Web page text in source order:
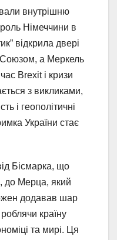
внутрішню
Німеччини в
відкрила двері
Союзом, а Меркель
Brexit і кризи
з викликами,
і геополітичні
України стає
Бісмарка, що
до Мерца, який
додавав шар
роблячи країну
та мирі. Ця